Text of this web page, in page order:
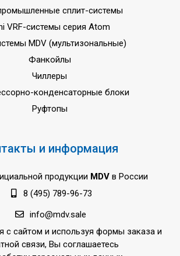
сплит-системы
VRF-системы серия Atom
MDV (мультизональные)
Фанкойлы
Чиллеры
конденсаторные блоки
Руфтопы
и информация
продукции MDVв России
8 (495) 789-96-73
info@mdv.sale
с сайтом и используя формы заказа и
связи, Вы соглашаетесь